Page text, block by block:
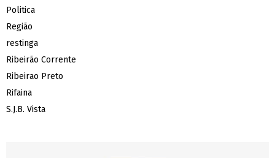
Politica
Região
restinga
Ribeirão Corrente
Ribeirao Preto
Rifaina
S.J.B. Vista